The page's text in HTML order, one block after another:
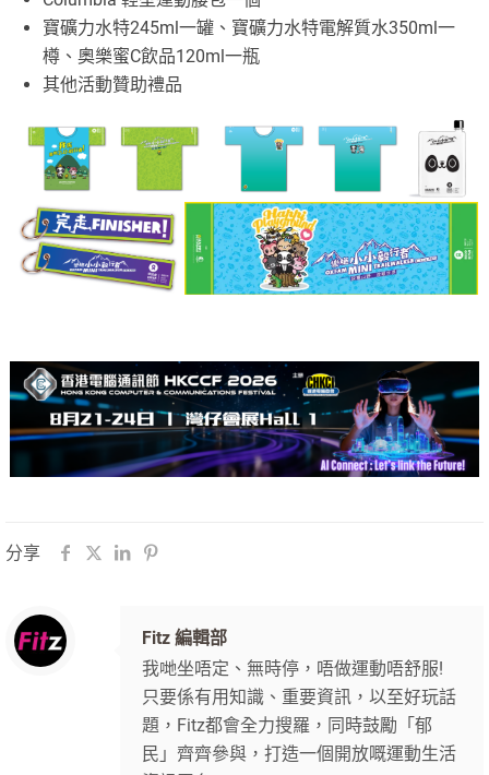
寶礦力水特245ml一罐、寶礦力水特電解質水350ml一
樽、奧樂蜜C飲品120ml一瓶
其他活動贊助禮品
分享
Fitz 編輯部
我哋坐唔定、無時停，唔做運動唔舒服!
只要係有用知識、重要資訊，以至好玩話
題，Fitz都會全力搜羅，同時鼓勵「郁
民」齊齊參與，打造一個開放嘅運動生活